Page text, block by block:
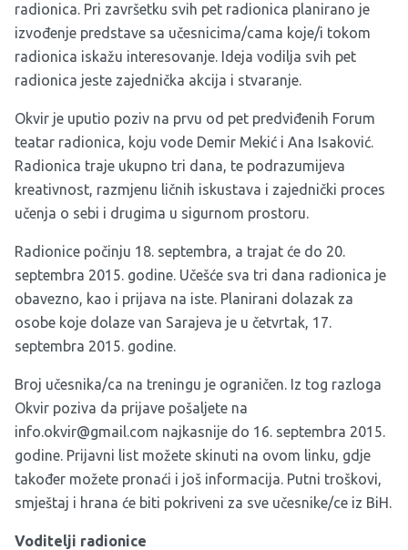
radionica. Pri završetku svih pet radionica planirano je
izvođenje predstave sa učesnicima/cama koje/i tokom
radionica iskažu interesovanje. Ideja vodilja svih pet
radionica jeste zajednička akcija i stvaranje.
Okvir je uputio poziv na prvu od pet predviđenih Forum
teatar radionica, koju vode Demir Mekić i Ana Isaković.
Radionica traje ukupno tri dana, te podrazumijeva
kreativnost, razmjenu ličnih iskustava i zajednički proces
učenja o sebi i drugima u sigurnom prostoru.
Radionice počinju 18. septembra, a trajat će do 20.
septembra 2015. godine. Učešće sva tri dana radionica je
obavezno, kao i prijava na iste. Planirani dolazak za
osobe koje dolaze van Sarajeva je u četvrtak, 17.
septembra 2015. godine.
Broj učesnika/ca na treningu je ograničen. Iz tog razloga
Okvir poziva da prijave pošaljete na
info.okvir@gmail.com najkasnije do 16. septembra 2015.
godine. Prijavni list možete skinuti na ovom linku, gdje
također možete pronaći i još informacija. Putni troškovi,
smještaj i hrana će biti pokriveni za sve učesnike/ce iz BiH.
Voditelji radionice